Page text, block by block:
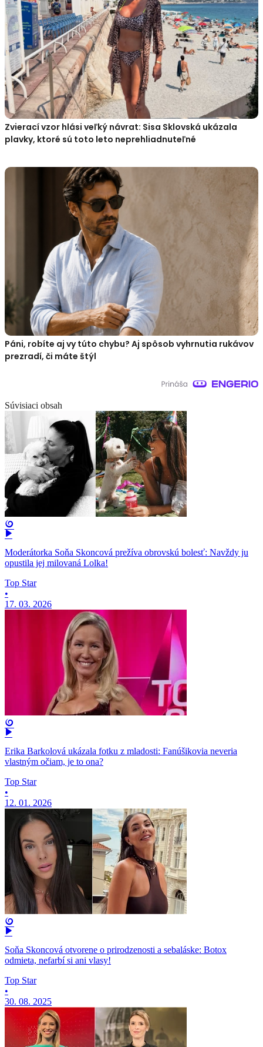
Zvierací vzor hlási veľký návrat: Sisa Sklovská ukázala
plavky, ktoré sú toto leto neprehliadnuteľné
Páni, robíte aj vy túto chybu? Aj spôsob vyhrnutia rukávov
prezradí, či máte štýl
Súvisiaci obsah
Moderátorka Soňa Skoncová prežíva obrovskú bolesť: Navždy ju
opustila jej milovaná Lolka!
Top Star
•
17. 03. 2026
Erika Barkolová ukázala fotku z mladosti: Fanúšikovia neveria
vlastným očiam, je to ona?
Top Star
•
12. 01. 2026
Soňa Skoncová otvorene o prirodzenosti a sebaláske: Botox
odmieta, nefarbí si ani vlasy!
Top Star
•
30. 08. 2025